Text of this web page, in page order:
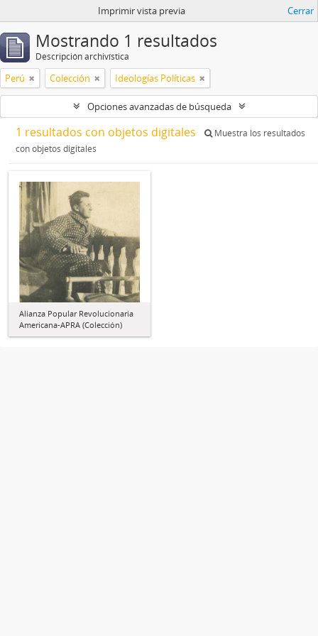
Imprimir vista previa Cerrar
Mostrando 1 resultados
Descripción archivística
Perú Colección Ideologías Políticas
Opciones avanzadas de búsqueda
1 resultados con objetos digitales
Muestra los resultados
con objetos digitales
Alianza Popular Revolucionaria
Americana-APRA (Colección)